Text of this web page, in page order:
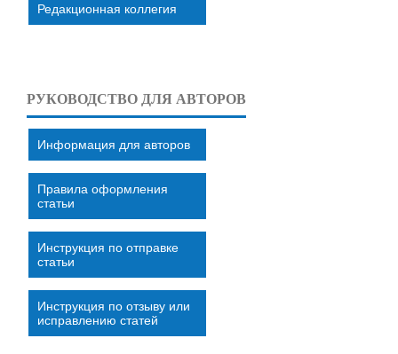
Редакционная коллегия
РУКОВОДСТВО ДЛЯ АВТОРОВ
Информация для авторов
Правила оформления
статьи
Инструкция по отправке
статьи
Инструкция по отзыву или
исправлению статей